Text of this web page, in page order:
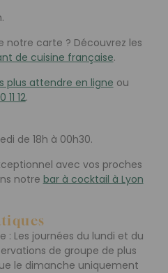
notre carte ? Découvrez les
de cuisine française.
plus attendre en ligne ou
11 12.
de 18h à 00h30.
avec vos proches
notre bar à cocktail à Lyon
: Les journées du lundi et du
de groupe de plus
le dimanche uniquement